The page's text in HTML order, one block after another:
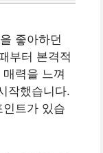
좋아하던
부터 본격적
력을 느껴
작했습니다.
트가 있습